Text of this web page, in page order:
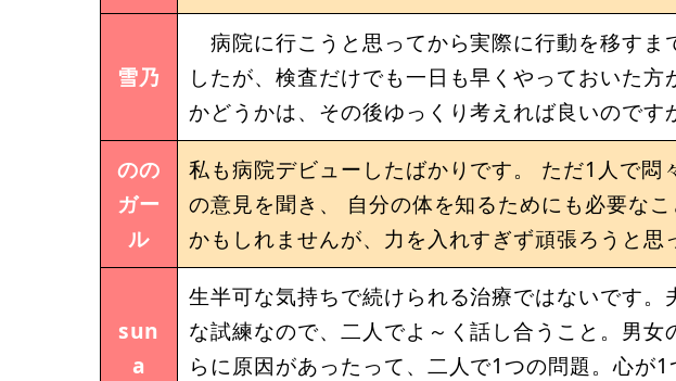
雪乃
病院に行こうと思ってから実際に行動を移すま
したが、検査だけでも一日も早くやっておいた
かどうかは、その後ゆっくり考えれば良いのです
のの
ガー
ル
私も病院デビューしたばかりです。 ただ1人で悶
の意見を聞き、 自分の体を知るためにも必要な
かもしれませんが、力を入れすぎず頑張ろうと思
sun
a
生半可な気持ちで続けられる治療ではないです。
な試練なので、二人でよ～く話し合うこと。男
らに原因があったって、二人で1つの問題。心が